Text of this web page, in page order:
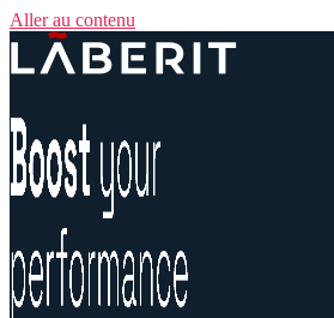
Aller au contenu